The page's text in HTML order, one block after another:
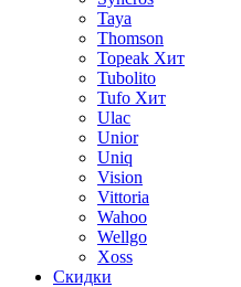
Taya
Thomson
Topeak Хит
Tubolito
Tufo Хит
Ulac
Unior
Uniq
Vision
Vittoria
Wahoo
Wellgo
Xoss
Скидки